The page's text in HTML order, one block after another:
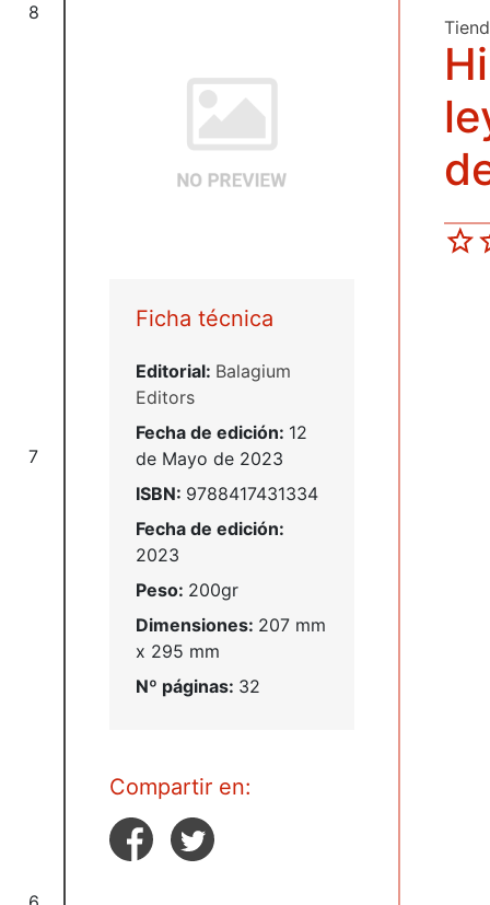
8
7
Ficha técnica
Editorial: Balagium
Editors
Fecha de edición: 12
de Mayo de 2023
ISBN: 9788417431334
Fecha de edición:
2023
Peso: 200gr
Dimensiones: 207 mm
x 295 mm
Nº páginas: 32
Compartir en: